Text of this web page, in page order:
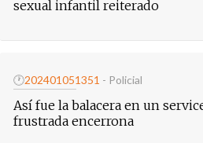
sexual infantil reiterado
🕐202401051351 - Policial
Así fue la balacera en un
frustrada encerrona